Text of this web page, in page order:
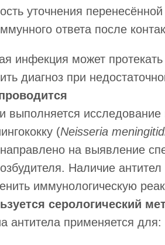
уточнения
ответа после
инфекция может
диагноз при
выполняется исследование
(Neisseria
на выявление
Наличие антител
иммунологическую
серологический
антитела применяется для: